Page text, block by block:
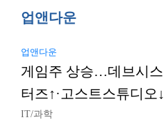
업앤다운
업앤다운
게임주 상승…데브시스
터즈↑·고스트스튜디오↓
IT/과학